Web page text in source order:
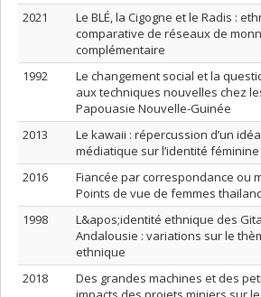
2021
Le BLÉ, la Cigogne et le Radis :
comparative de réseaux de
complémentaire
1992
Le changement social et la
aux techniques nouvelles chez
Papouasie Nouvelle-Guinée
2013
Le kawaii : répercussion d’un
médiatique sur l’identité
2016
Fiancée par correspondance ou
Points de vue de femmes
1998
L&apos;identité ethnique des
Andalousie : variations sur le
ethnique
2018
Des grandes machines et des